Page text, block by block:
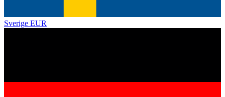
Sverige EUR